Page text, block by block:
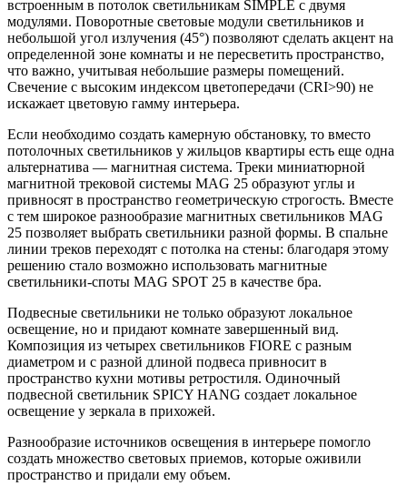
встроенным в потолок светильникам SIMPLE с двумя
модулями. Поворотные световые модули светильников и
небольшой угол излучения (45°) позволяют сделать акцент на
определенной зоне комнаты и не пересветить пространство,
что важно, учитывая небольшие размеры помещений.
Свечение с высоким индексом цветопередачи (CRI>90) не
искажает цветовую гамму интерьера.
Если необходимо создать камерную обстановку, то вместо
потолочных светильников у жильцов квартиры есть еще одна
альтернатива — магнитная система. Треки миниатюрной
магнитной трековой системы MAG 25 образуют углы и
привносят в пространство геометрическую строгость. Вместе
с тем широкое разнообразие магнитных светильников MAG
25 позволяет выбрать светильники разной формы. В спальне
линии треков переходят с потолка на стены: благодаря этому
решению стало возможно использовать магнитные
светильники-споты MAG SPOT 25 в качестве бра.
Подвесные светильники не только образуют локальное
освещение, но и придают комнате завершенный вид.
Композиция из четырех светильников FIORE с разным
диаметром и с разной длиной подвеса привносит в
пространство кухни мотивы ретростиля. Одиночный
подвесной светильник SPICY HANG создает локальное
освещение у зеркала в прихожей.
Разнообразие источников освещения в интерьере помогло
создать множество световых приемов, которые оживили
пространство и придали ему объем.